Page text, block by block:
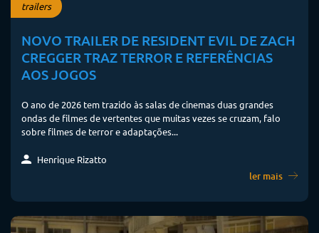
trailers
NOVO TRAILER DE RESIDENT EVIL DE ZACH
CREGGER TRAZ TERROR E REFERÊNCIAS
AOS JOGOS
O ano de 2026 tem trazido às salas de cinemas duas grandes
ondas de filmes de vertentes que muitas vezes se cruzam, falo
sobre filmes de terror e adaptações...
Henrique Rizatto
ler mais